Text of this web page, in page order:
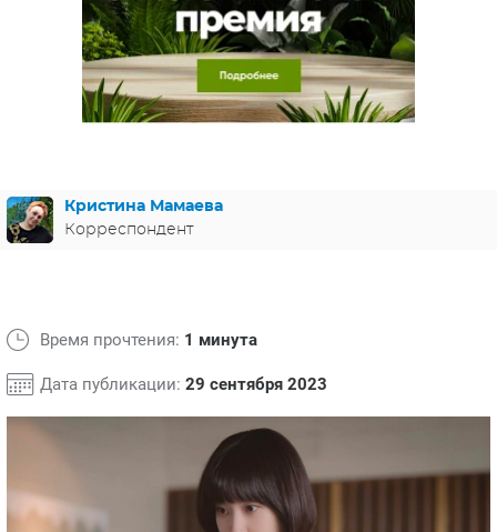
МЕЛОДРАМЫ
ИСПАНИЯ
ФРАНЦИЯ
ГЕРМАНИЯ
СВЕТСКИЕ НОВОСТИ
СПОЙЛЕРЫ ИЗ СЕРИАЛОВ
Кристина Мамаева
Корреспондент
Время прочтения: 1 минута
Дата публикации: 29 сентября 2023